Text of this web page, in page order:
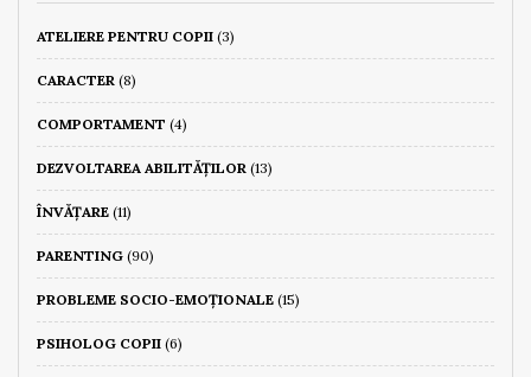
ATELIERE PENTRU COPII (3)
CARACTER (8)
COMPORTAMENT (4)
DEZVOLTAREA ABILITĂȚILOR (13)
ÎNVĂȚARE (11)
PARENTING (90)
PROBLEME SOCIO-EMOȚIONALE (15)
PSIHOLOG COPII (6)